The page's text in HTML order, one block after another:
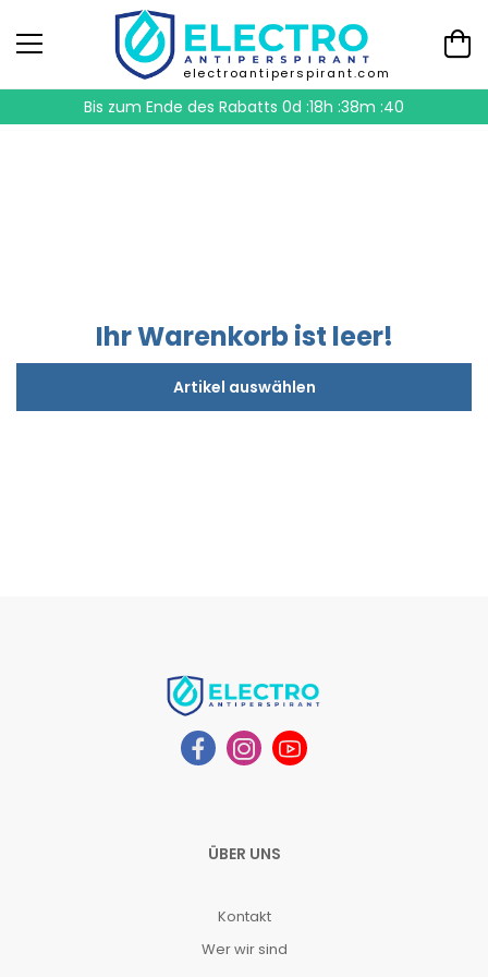
electroantiperspirant.com
Bis zum Ende des Rabatts 0d :18h :38m :40
Ihr Warenkorb ist leer!
Artikel auswählen
ÜBER UNS
Kontakt
Wer wir sind